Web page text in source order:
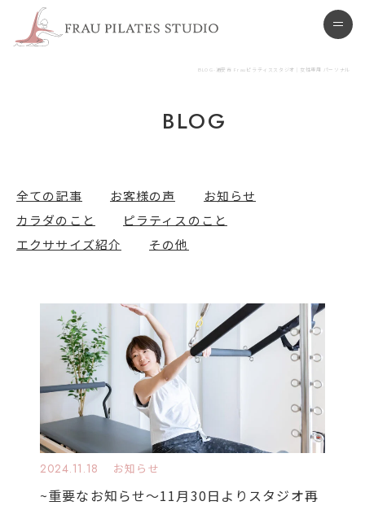
BLOG-浦安市 Frauピラティススタジオ | 女性専用 パーソナル
BLOG
全ての記事 お客様の声
お知らせ
カラダのこと
ピラティスのこと
エクササイズ紹介
その他
2024.11.18 お知らせ
~重要なお知らせ〜11月30日よりスタジオ再